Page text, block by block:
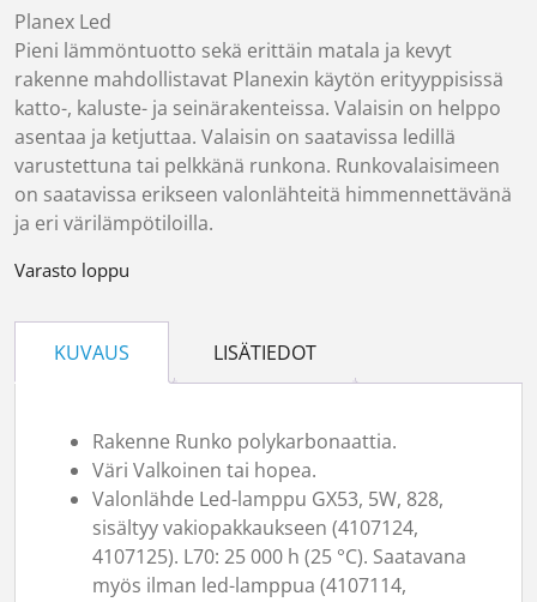
Planex Led
Pieni lämmöntuotto sekä erittäin matala ja kevyt
rakenne mahdollistavat Planexin käytön erityyppisissä
katto-, kaluste- ja seinärakenteissa. Valaisin on helppo
asentaa ja ketjuttaa. Valaisin on saatavissa ledillä
varustettuna tai pelkkänä runkona. Runkovalaisimeen
on saatavissa erikseen valonlähteitä himmennettävänä
ja eri värilämpötiloilla.
Varasto loppu
KUVAUS LISÄTIEDOT
Rakenne Runko polykarbonaattia.
Väri Valkoinen tai hopea.
Valonlähde Led-lamppu GX53, 5W, 828,
sisältyy vakiopakkaukseen (4107124,
4107125). L70: 25 000 h (25 °C). Saatavana
myös ilman led-lamppua (4107114,